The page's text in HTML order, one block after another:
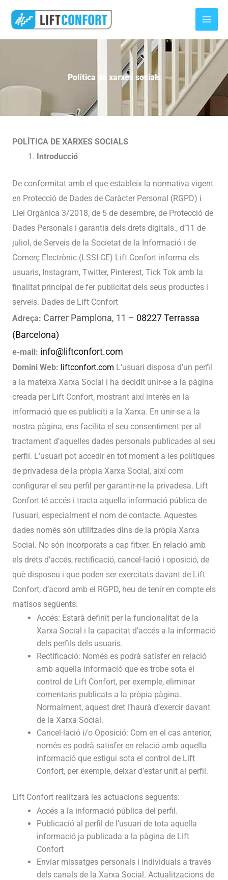
Política de xarxes socials
POLÍTICA DE XARXES SOCIALS
Introducció
De conformitat amb el que estableix la normativa vigent
en Protecció de Dades de Caràcter Personal (RGPD) i
Llei Orgànica 3/2018, de 5 de desembre, de Protecció de
Dades Personals i garantia dels drets digitals., d’11 de
juliol, de Serveis de la Societat de la Informació i de
Comerç Electrònic (LSSI-CE) Lift Confort informa els
usuaris, Instagram, Twitter, Pinterest, Tick Tok amb la
finalitat principal de fer publicitat dels seus productes i
serveis. Dades de Lift Confort
Adreça: Carrer Pamplona, 11 – 08227 Terrassa
(Barcelona)
e-mail: info@liftconfort.com
Domini Web: liftconfort.com L’usuari disposa d’un perfil
a la mateixa Xarxa Social i ha decidit unir-se a la pàgina
creada per Lift Confort, mostrant així interès en la
informació que es publiciti a la Xarxa. En unir-se a la
nostra pàgina, ens facilita el seu consentiment per al
tractament d’aquelles dades personals publicades al seu
perfil. L’usuari pot accedir en tot moment a les polítiques
de privadesa de la pròpia Xarxa Social, així com
configurar el seu perfil per garantir-ne la privadesa. Lift
Confort té accés i tracta aquella informació pública de
l’usuari, especialment el nom de contacte. Aquestes
dades només són utilitzades dins de la pròpia Xarxa
Social. No són incorporats a cap fitxer. En relació amb
els drets d’accés, rectificació, cancel·lació i oposició, de
què disposeu i que poden ser exercitats davant de Lift
Confort, d’acord amb el RGPD, heu de tenir en compte els
matisos següents:
Accés: Estarà definit per la funcionalitat de la
Xarxa Social i la capacitat d’accés a la informació
dels perfils dels usuaris.
Rectificació: Només es podrà satisfer en relació
amb aquella informació que es trobe sota el
control de Lift Confort, per exemple, eliminar
comentaris publicats a la pròpia pàgina.
Normalment, aquest dret l’haurà d’exercir davant
de la Xarxa Social.
Cancel·lació i/o Oposició: Com en el cas anterior,
només es podrà satisfer en relació amb aquella
informació que estigui sota el control de Lift
Confort, per exemple, deixar d’estar unit al perfil.
Lift Confort realitzarà les actuacions següents:
Accés a la informació pública del perfil.
Publicació al perfil de l’usuari de tota aquella
informació ja publicada a la pàgina de Lift
Confort
Enviar missatges personals i individuals a través
dels canals de la Xarxa Social. Actualitzacions de